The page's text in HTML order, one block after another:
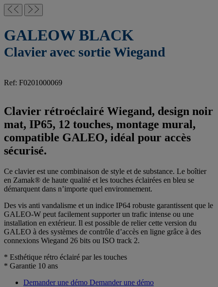
GALEOW BLACK
Clavier avec sortie Wiegand
Ref: F0201000069
Clavier rétroéclairé Wiegand, design noir
mat, IP65, 12 touches, montage mural,
compatible GALEO, idéal pour accès
sécurisé.
Ce clavier est une combinaison de style et de substance. Le boîtier
en Zamak® de haute qualité et les touches éclairées en bleu se
démarquent dans n’importe quel environnement.
Des vis anti vandalisme et un indice IP64 robuste garantissent que le
GALEO-W peut facilement supporter un trafic intense ou une
installation en extérieur. Il est possible de relier cette version du
GALEO à des systèmes de contrôle d’accès en ligne grâce à des
connexions Wiegand 26 bits ou ISO track 2.
* Esthétique rétro éclairé par les touches
* Garantie 10 ans
Demander une démo Demander une démo